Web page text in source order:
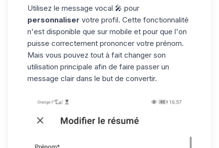
Utilisez le message vocal 🎤 pour
personnaliser votre profil. Cette fonctionnalité
n'est disponible que sur mobile et pour que l'on
puisse correctement prononcer votre prénom.
Mais vous pouvez tout à fait changer son
utilisation principale afin de faire passer un
message clair dans le but de convertir.